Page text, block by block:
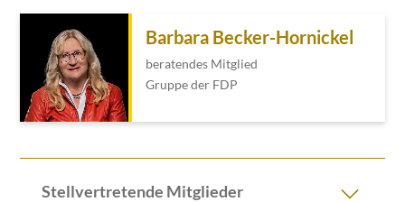
Barbara Becker-Hornickel
beratendes Mitglied
Gruppe der FDP
Stellvertretende Mitglieder